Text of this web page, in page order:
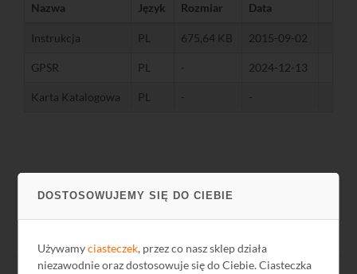
DOSTOSOWUJEMY SIĘ DO CIEBIE
Używamyciasteczek, przez co nasz sklep działa
niezawodnie oraz dostosowuje się do Ciebie. Ciasteczka
Nazwa Język Rozmiar Data
Instrukcja PL 675,64 KB 2015-09-02
GPSR PL - 2024-12-13
Karta Katalogowa PL - -